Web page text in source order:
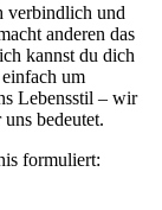
verbindlich und
anderen das
kannst du dich
um
Lebensstil – wir
bedeutet.
formuliert: